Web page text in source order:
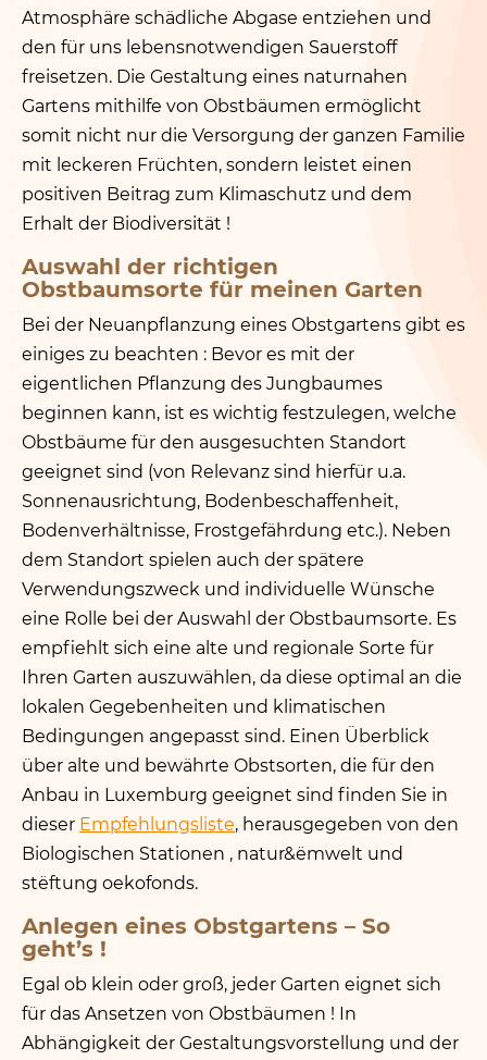
Atmosphäre schädliche Abgase entziehen und
den für uns lebensnotwendigen Sauerstoff
freisetzen. Die Gestaltung eines naturnahen
Gartens mithilfe von Obstbäumen ermöglicht
somit nicht nur die Versorgung der ganzen Familie
mit leckeren Früchten, sondern leistet einen
positiven Beitrag zum Klimaschutz und dem
Erhalt der Biodiversität !
Auswahl der richtigen
Obstbaumsorte für meinen Garten
Bei der Neuanpflanzung eines Obstgartens gibt es
einiges zu beachten : Bevor es mit der
eigentlichen Pflanzung des Jungbaumes
beginnen kann, ist es wichtig festzulegen, welche
Obstbäume für den ausgesuchten Standort
geeignet sind (von Relevanz sind hierfür u.a.
Sonnenausrichtung, Bodenbeschaffenheit,
Bodenverhältnisse, Frostgefährdung etc.). Neben
dem Standort spielen auch der spätere
Verwendungszweck und individuelle Wünsche
eine Rolle bei der Auswahl der Obstbaumsorte. Es
empfiehlt sich eine alte und regionale Sorte für
Ihren Garten auszuwählen, da diese optimal an die
lokalen Gegebenheiten und klimatischen
Bedingungen angepasst sind. Einen Überblick
über alte und bewährte Obstsorten, die für den
Anbau in Luxemburg geeignet sind finden Sie in
dieser Empfehlungsliste, herausgegeben von den
Biologischen Stationen , natur&ëmwelt und
stëftung oekofonds.
Anlegen eines Obstgartens – So
geht’s !
Egal ob klein oder groß, jeder Garten eignet sich
für das Ansetzen von Obstbäumen ! In
Abhängigkeit der Gestaltungsvorstellung und der